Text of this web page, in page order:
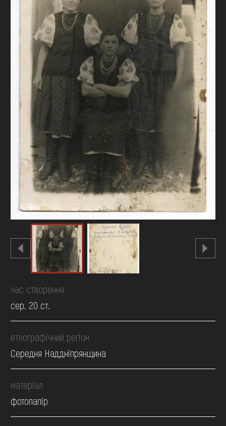
ОНЛАЙН-КРАМНИЦЯ
ПІДТРИМАТИ
час створення
сер. 20 ст.
етнографічний регіон
Середня Наддніпрянщина
матеріал
фотопапір